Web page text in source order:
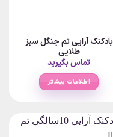
بادکنک آرایی تم جنگل سبز
طلایی
تماس بگیرید
اطلاعات بیشتر